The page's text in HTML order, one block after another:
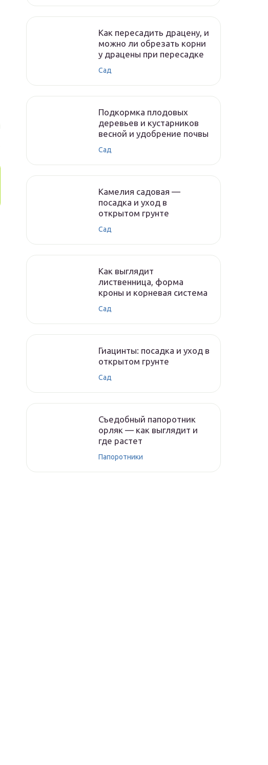
Как пересадить драцену, и
можно ли обрезать корни
у драцены при пересадке
Сад
Подкормка плодовых
деревьев и кустарников
весной и удобрение почвы
Сад
Камелия садовая —
посадка и уход в
открытом грунте
Сад
Как выглядит
лиственница, форма
кроны и корневая система
Сад
Гиацинты: посадка и уход в
открытом грунте
Сад
Съедобный папоротник
орляк — как выглядит и
где растет
Папоротники